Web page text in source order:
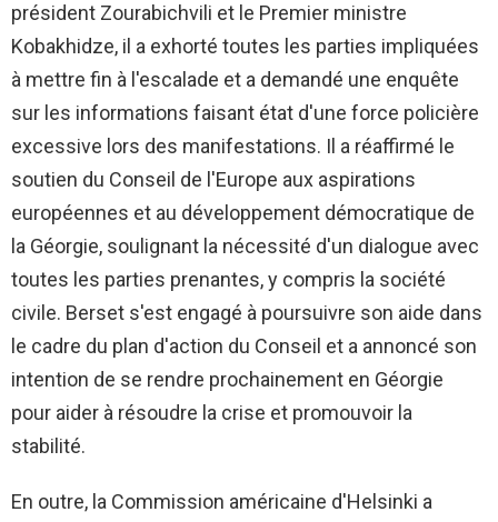
président Zourabichvili et le Premier ministre
Kobakhidze, il a exhorté toutes les parties impliquées
à mettre fin à l'escalade et a demandé une enquête
sur les informations faisant état d'une force policière
excessive lors des manifestations. Il a réaffirmé le
soutien du Conseil de l'Europe aux aspirations
européennes et au développement démocratique de
la Géorgie, soulignant la nécessité d'un dialogue avec
toutes les parties prenantes, y compris la société
civile. Berset s'est engagé à poursuivre son aide dans
le cadre du plan d'action du Conseil et a annoncé son
intention de se rendre prochainement en Géorgie
pour aider à résoudre la crise et promouvoir la
stabilité.
En outre, la Commission américaine d'Helsinki a